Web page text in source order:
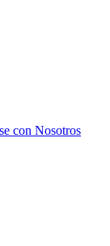
con Nosotros